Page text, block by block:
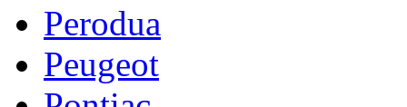
Perodua
Peugeot